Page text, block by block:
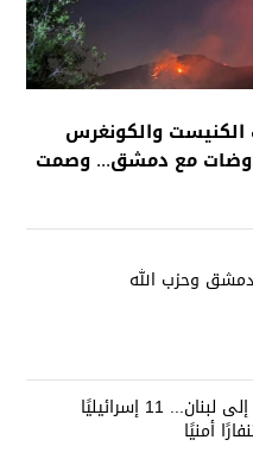
الكنيست والكونغرس
مع دمشق... وصمت
وحزب الله
عبور مفاجئ إلى لبنان... 11 إسرائيليًا
أمنيًا